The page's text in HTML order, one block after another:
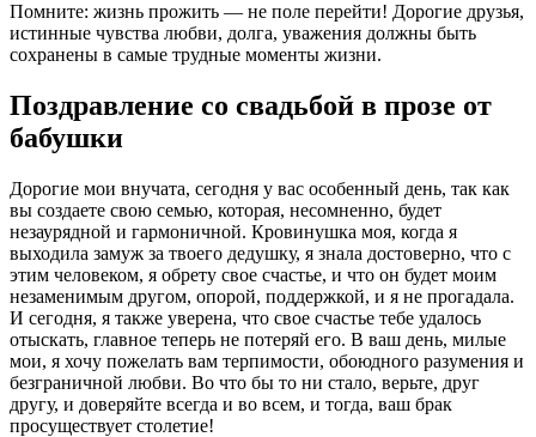
Помните: жизнь прожить — не поле перейти! Дорогие друзья,
истинные чувства любви, долга, уважения должны быть
сохранены в самые трудные моменты жизни.
Поздравление со свадьбой в прозе от
бабушки
Дорогие мои внучата, сегодня у вас особенный день, так как
вы создаете свою семью, которая, несомненно, будет
незаурядной и гармоничной. Кровинушка моя, когда я
выходила замуж за твоего дедушку, я знала достоверно, что с
этим человеком, я обрету свое счастье, и что он будет моим
незаменимым другом, опорой, поддержкой, и я не прогадала.
И сегодня, я также уверена, что свое счастье тебе удалось
отыскать, главное теперь не потеряй его. В ваш день, милые
мои, я хочу пожелать вам терпимости, обоюдного разумения и
безграничной любви. Во что бы то ни стало, верьте, друг
другу, и доверяйте всегда и во всем, и тогда, ваш брак
просуществует столетие!